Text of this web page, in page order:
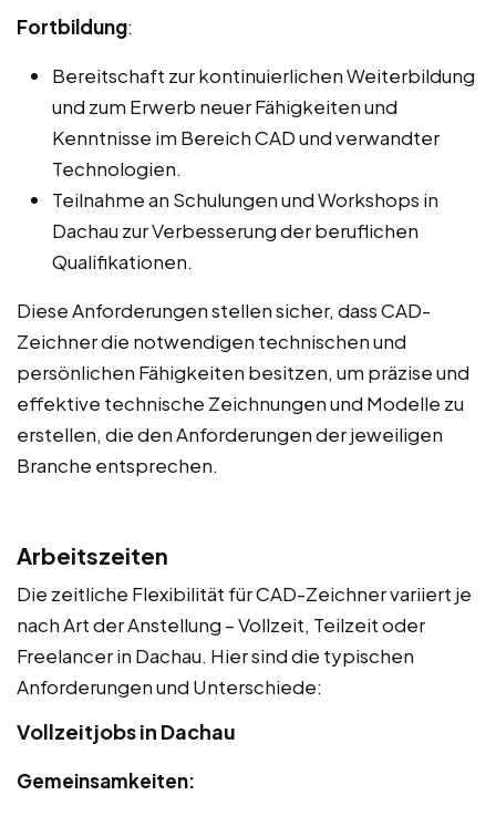
Fortbildung:
Bereitschaft zur kontinuierlichen Weiterbildung
und zum Erwerb neuer Fähigkeiten und
Kenntnisse im Bereich CAD und verwandter
Technologien.
Teilnahme an Schulungen und Workshops in
Dachau zur Verbesserung der beruflichen
Qualifikationen.
Diese Anforderungen stellen sicher, dass CAD-
Zeichner die notwendigen technischen und
persönlichen Fähigkeiten besitzen, um präzise und
effektive technische Zeichnungen und Modelle zu
erstellen, die den Anforderungen der jeweiligen
Branche entsprechen.
Arbeitszeiten
Die zeitliche Flexibilität für CAD-Zeichner variiert je
nach Art der Anstellung – Vollzeit, Teilzeit oder
Freelancer in Dachau. Hier sind die typischen
Anforderungen und Unterschiede:
Vollzeitjobs in Dachau
Gemeinsamkeiten: